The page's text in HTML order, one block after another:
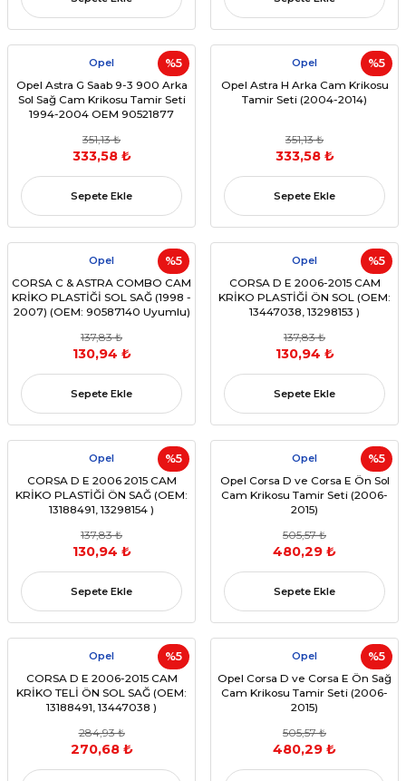
%5
Opel
Opel Astra G Saab 9-3 900 Arka
Sol Sağ Cam Krikosu Tamir Seti
1994-2004 OEM 90521877
351,13 ₺
333,58 ₺
Sepete Ekle
%5
Opel
Opel Astra H Arka Cam Krikosu
Tamir Seti (2004-2014)
351,13 ₺
333,58 ₺
Sepete Ekle
%5
Opel
CORSA C & ASTRA COMBO CAM
KRİKO PLASTİĞİ SOL SAĞ (1998 -
2007) (OEM: 90587140 Uyumlu)
137,83 ₺
130,94 ₺
Sepete Ekle
%5
Opel
CORSA D E 2006-2015 CAM
KRİKO PLASTİĞİ ÖN SOL (OEM:
13447038, 13298153 )
137,83 ₺
130,94 ₺
Sepete Ekle
%5
Opel
CORSA D E 2006 2015 CAM
KRİKO PLASTİĞİ ÖN SAĞ (OEM:
13188491, 13298154 )
137,83 ₺
130,94 ₺
Sepete Ekle
%5
Opel
Opel Corsa D ve Corsa E Ön Sol
Cam Krikosu Tamir Seti (2006-
2015)
505,57 ₺
480,29 ₺
Sepete Ekle
%5
Opel
CORSA D E 2006-2015 CAM
KRİKO TELİ ÖN SOL SAĞ (OEM:
13188491, 13447038 )
284,93 ₺
270,68 ₺
%5
Opel
Opel Corsa D ve Corsa E Ön Sağ
Cam Krikosu Tamir Seti (2006-
2015)
505,57 ₺
480,29 ₺